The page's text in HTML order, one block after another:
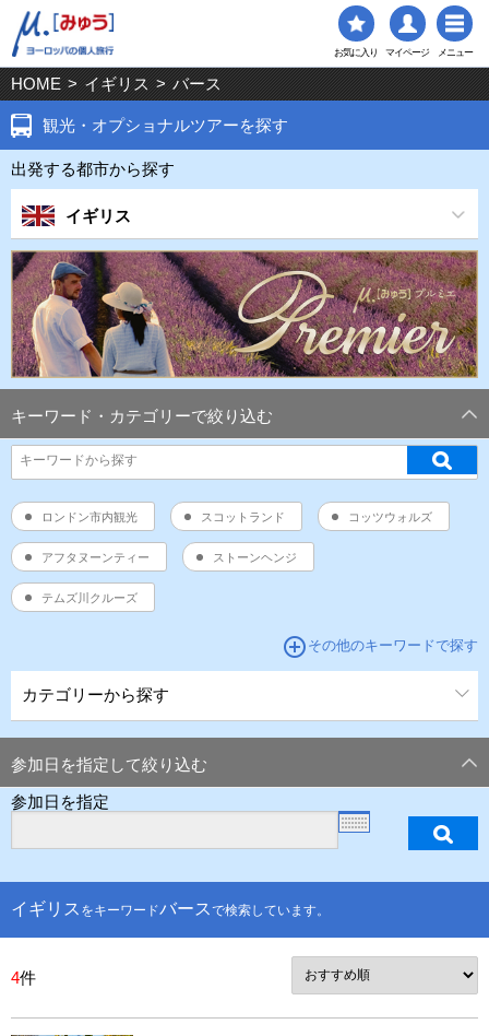
お気に入り マイページ メニュー
HOME > イギリス > バース
観光・オプショナルツアーを探す
出発する都市から探す
イギリス
キーワード・カテゴリーで絞り込む
ロンドン市内観光 スコットランド コッツウォルズ
アフタヌーンティー ストーンヘンジ
テムズ川クルーズ
add_circle_outline その他のキーワードで探す
カテゴリーから探す
参加日を指定して絞り込む
参加日を指定
イギリス をキーワードバース で検索しています。
4件